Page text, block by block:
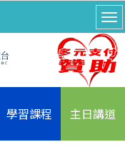
學習課程 主日講道